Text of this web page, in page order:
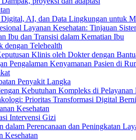
AI, dan Data Lingkungan untuk
Layanan Kesehatan: Tinjauan
Ibu dan Transisi dalam Kematian Ibu
dengan Telehealth
Klinis oleh Dokter dengan
Pengalaman Kenyamanan Pasien di
Penyakit Langka
Kebutuhan Kompleks di Pelayanan
Prioritas Transformasi Digital
Kesehatan
Intervensi Gizi
Perencanaan dan Peningkatan
Kesehatan